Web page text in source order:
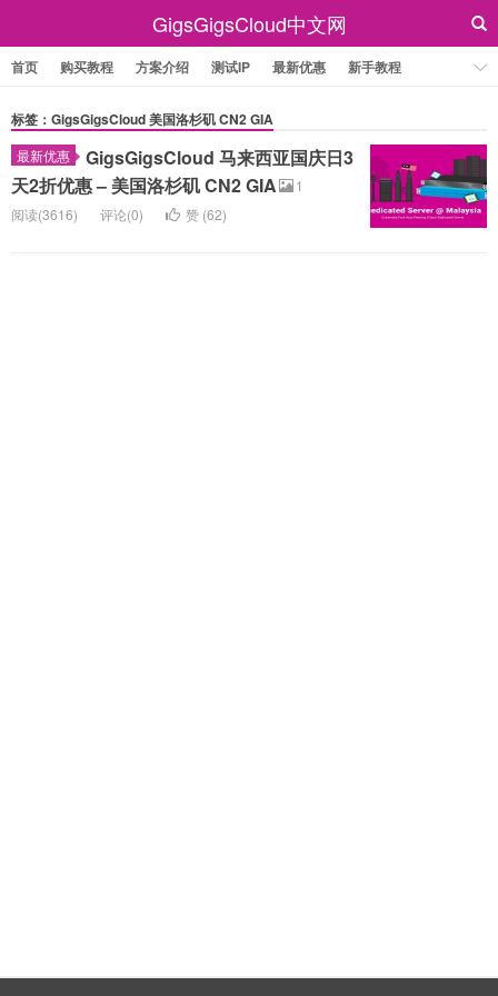
GigsGigsCloud中文网
首页 购买教程 方案介绍 测试IP 最新优惠 新手教程
标签：GigsGigsCloud 美国洛杉矶 CN2 GIA
最新优惠
GigsGigsCloud 马来西亚国庆日3
天2折优惠 – 美国洛杉矶 CN2 GIA
1
阅读(3616)
评论(0) 赞 (62)